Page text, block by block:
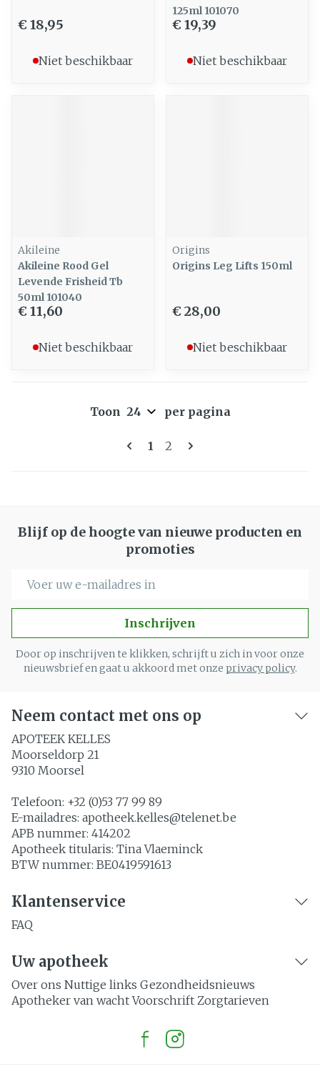
€ 18,95
Niet beschikbaar
125ml 101070
€ 19,39
Niet beschikbaar
Akileine
Akileine Rood Gel
Levende Frisheid Tb
50ml 101040
€ 11,60
Niet beschikbaar
Origins
Origins Leg Lifts 150ml
€ 28,00
Niet beschikbaar
Pagina's
U lees momenteel pagina
1 Pagina
2
Toon per pagina
Blijf op de hoogte van nieuwe producten en
promoties
Inschrijven
Door op inschrijven te klikken, schrijft u zich in voor onze
nieuwsbrief en gaat u akkoord met onze privacy policy.
Neem contact met ons op
APOTEEK KELLES
Moorseldorp 21
9310 Moorsel
Telefoon: +32 (0)53 77 99 89
E-mailadres: apotheek.kelles@telenet.be
APB nummer: 414202
Apotheek titularis: Tina Vlaeminck
BTW nummer: BE0419591613
Klantenservice
FAQ
Uw apotheek
Over ons Nuttige links Gezondheidsnieuws
Apotheker van wacht Voorschrift Zorgtarieven